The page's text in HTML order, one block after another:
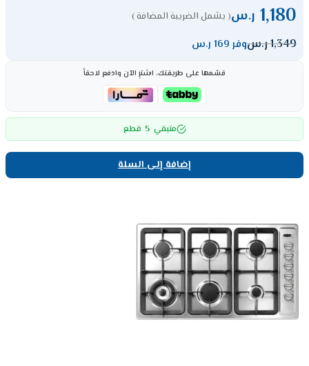
1,180 ر.س( يشمل الضريبة المضافة )
1,349ر.سوفر 169 ر.س
قسّمها على طريقتك، اشترِ الآن وادفع لاحقاً
متبقي 5 قطع
إضافة إلى السلة